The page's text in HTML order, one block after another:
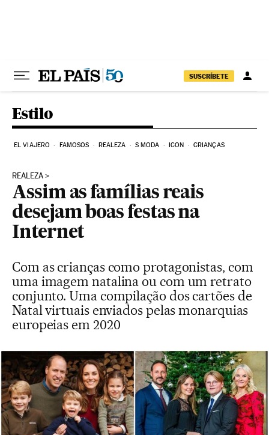
SUSCRÍBETE
Estilo
EL VIAJERO FAMOSOS REALEZA S MODA ICON CRIANÇAS
REALEZA
Assim as famílias reais
desejam boas festas na
Internet
Com as crianças como protagonistas, com
uma imagem natalina ou com um retrato
conjunto. Uma compilação dos cartões de
Natal virtuais enviados pelas monarquias
europeias em 2020